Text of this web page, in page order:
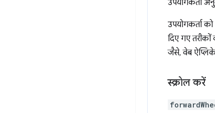
उपयोगकर्ता
उपयोगकर्ता
दिए गए
जैसे, वेब
स्क्रोल करें